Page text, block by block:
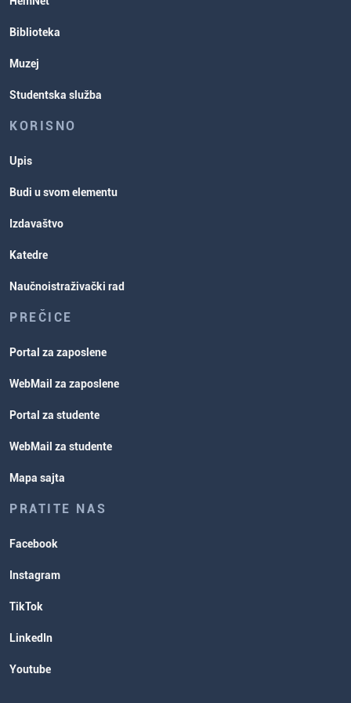
Biblioteka
Muzej
Studentska služba
KORISNO
Upis
Budi u svom elementu
Izdavaštvo
Katedre
Naučnoistraživački rad
PREČICE
Portal za zaposlene
WebMail za zaposlene
Portal za studente
WebMail za studente
Mapa sajta
PRATITE NAS
Facebook
Instagram
TikTok
LinkedIn
Youtube